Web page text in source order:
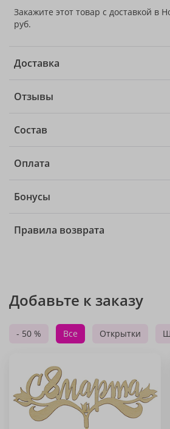
Закажите этот товар с доставкой в
руб.
Доставка
Отзывы
Состав
Оплата
Бонусы
Правила возврата
Добавьте к заказу
- 50 % Все Открытки